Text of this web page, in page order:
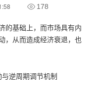
178
的基础上，而市场具有内
，从而造成经济衰退，也